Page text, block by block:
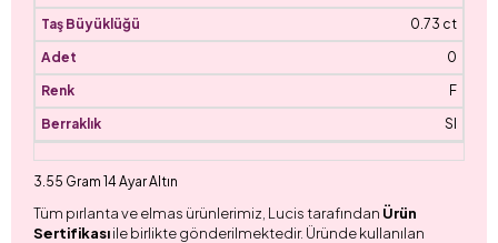
0.73 ct
0
F
SI
3.55 Gram 14 Ayar Altın
Tüm pırlanta ve elmas ürünlerimiz, Lucis tarafından Ürün
Sertifikasıile birlikte gönderilmektedir. Üründe kullanılan